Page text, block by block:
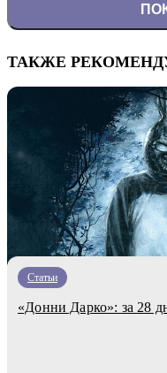
ТАКЖЕ
Статьи
«Донни Дарко»: за 28